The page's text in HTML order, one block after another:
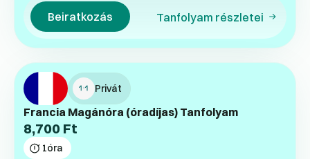
Beiratkozás Tanfolyam részletei
Privát
Francia Magánóra (óradíjas) Tanfolyam
8,700 Ft
1óra